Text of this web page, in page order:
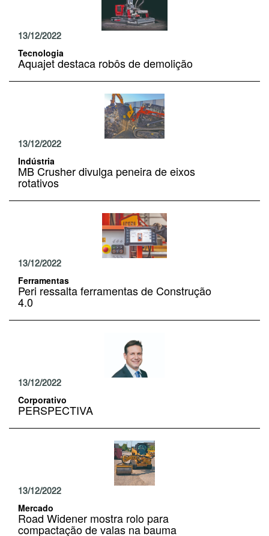
13/12/2022
Tecnologia
Aquajet destaca robôs de demolição
13/12/2022
Indústria
MB Crusher divulga peneira de eixos
rotativos
13/12/2022
Ferramentas
Peri ressalta ferramentas de Construção
4.0
13/12/2022
Corporativo
PERSPECTIVA
13/12/2022
Mercado
Road Widener mostra rolo para
compactação de valas na bauma